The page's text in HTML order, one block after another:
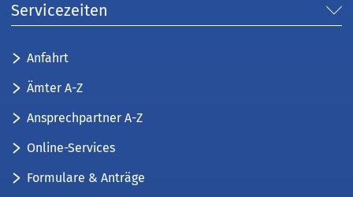
Servicezeiten
Anfahrt
Ämter A-Z
Ansprechpartner A-Z
Online-Services
Formulare & Anträge